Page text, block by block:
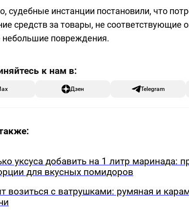
судебные инстанции постановили, что
средств за товары, не соответствующие
повреждения.
Дзен Telegram
уксуса добавить на 1 литр маринада:
для вкусных помидоров
возиться с ватрушками: румяная и